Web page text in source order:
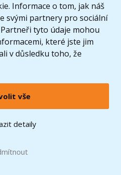
Informace o tom, jak náš
svými partnery pro sociální
tyto údaje mohou
které jste jim
v důsledku toho, že
vše
detaily
Copyright 4kids.cz
známkami společnosti LEGO Group. ©
LEGO Group.
pro desktop
od